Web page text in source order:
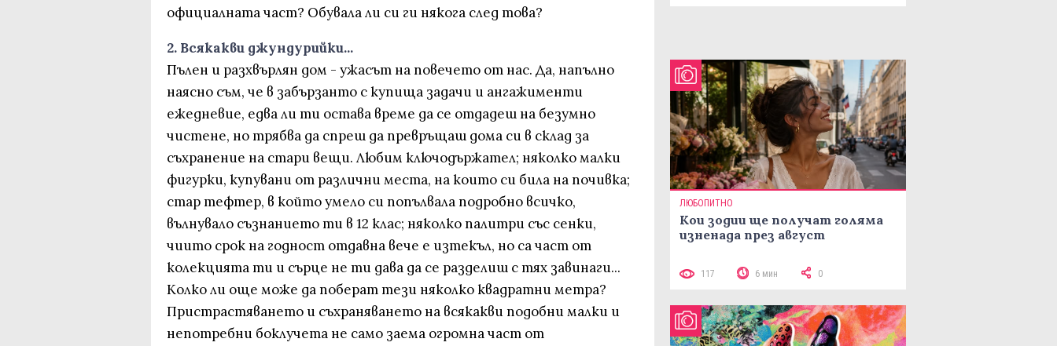
официалната част? Обувала ли си ги някога след това?
2. Всякакви джундурийки...
Пълен и разхвърлян дом - ужасът на повечето от нас. Да, напълно
наясно съм, че в забързанто с купища задачи и ангажименти
ежедневие, едва ли ти остава време да се отдадеш на безумно
чистене, но трябва да спреш да превръщаш дома си в склад за
съхранение на стари вещи. Любим ключодържател; няколко малки
фигурки, купувани от различни места, на които си била на почивка;
стар тефтер, в който умело си попълвала подробно всичко,
вълнувало съзнанието ти в 12 клас; няколко палитри със сенки,
чиито срок на годност отдавна вече е изтекъл, но са част от
колекцията ти и сърце не ти дава да се разделиш с тях завинаги...
Колко ли още може да поберат тези няколко квадратни метра?
Пристрастяването и съхраняването на всякакви подобни малки и
непотребни боклучета не само заема огромна част от
ЛЮБОПИТНО
Кои зодии ще получат голяма
изненада през август
117 6 мин 0